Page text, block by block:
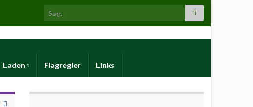
Search for:
Laden Flagregler Links